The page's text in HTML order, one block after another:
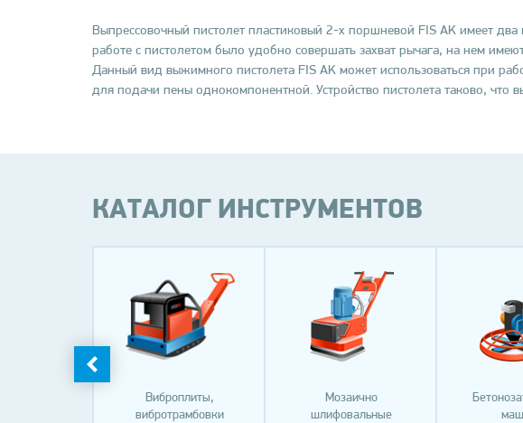
Выпрессовочный пистолет пластиковый 2-х поршневой FIS AK имеет
работе с пистолетом было удобно совершать захват рычага, на нем
Данный вид выжимного пистолета FIS AK может использоваться при
для подачи пены однокомпонентной. Устройство пистолета таково, что
КАТАЛОГ ИНСТРУМЕНТОВ
Виброплиты,
вибротрамбовки
Мозаично
шлифовальные